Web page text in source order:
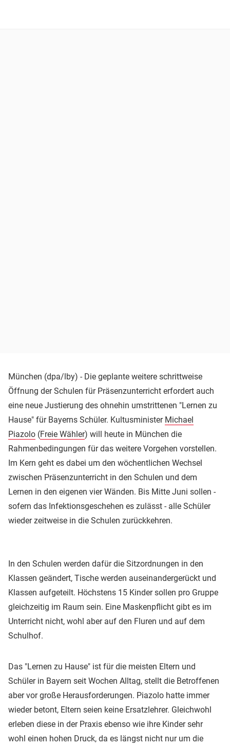
München (dpa/lby) - Die geplante weitere schrittweise
Öffnung der Schulen für Präsenzunterricht erfordert auch
eine neue Justierung des ohnehin umstrittenen "Lernen zu
Hause" für Bayerns Schüler. Kultusminister Michael
Piazolo (Freie Wähler) will heute in München die
Rahmenbedingungen für das weitere Vorgehen vorstellen.
Im Kern geht es dabei um den wöchentlichen Wechsel
zwischen Präsenzunterricht in den Schulen und dem
Lernen in den eigenen vier Wänden. Bis Mitte Juni sollen -
sofern das Infektionsgeschehen es zulässt - alle Schüler
wieder zeitweise in die Schulen zurückkehren.
In den Schulen werden dafür die Sitzordnungen in den
Klassen geändert, Tische werden auseinandergerückt und
Klassen aufgeteilt. Höchstens 15 Kinder sollen pro Gruppe
gleichzeitig im Raum sein. Eine Maskenpflicht gibt es im
Unterricht nicht, wohl aber auf den Fluren und auf dem
Schulhof.
Das "Lernen zu Hause" ist für die meisten Eltern und
Schüler in Bayern seit Wochen Alltag, stellt die Betroffenen
aber vor große Herausforderungen. Piazolo hatte immer
wieder betont, Eltern seien keine Ersatzlehrer. Gleichwohl
erleben diese in der Praxis ebenso wie ihre Kinder sehr
wohl einen hohen Druck, da es längst nicht nur um die